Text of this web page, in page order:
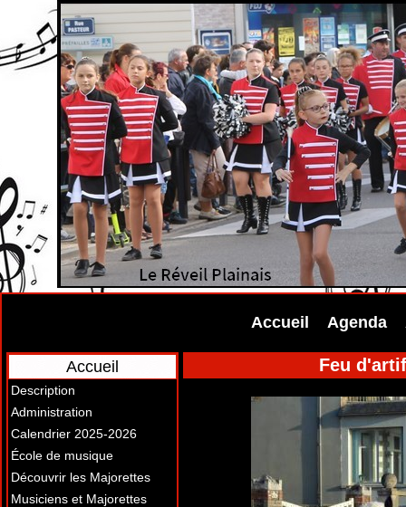
Accueil Agenda
Accueil
Description
Administration
Calendrier 2025-2026
École de musique
Découvrir les Majorettes
Musiciens et Majorettes
Feu